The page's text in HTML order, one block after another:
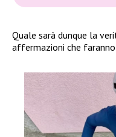
Quale sarà dunque la
affermazioni che